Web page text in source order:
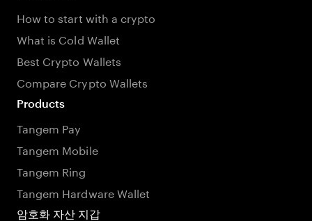
How to start with a crypto
What is Cold Wallet
Best Crypto Wallets
Compare Crypto Wallets
Products
Tangem Pay
Tangem Mobile
Tangem Ring
Tangem Hardware Wallet
암호화 자산 지갑